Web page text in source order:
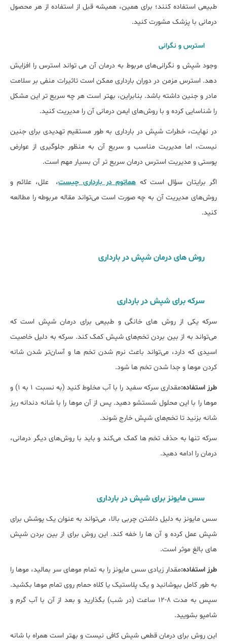
طبیعی استفاده کنند؛ برای همین، همیشه قبل از استفاده از هر محصول
درمانی با پزشک مشورت کنید.
استرس و نگرانی
وجود شپش و نگرانی‌های مربوط به درمان آن می‌ تواند استرس را افزایش
دهد. استرس مزمن در دوران بارداری ممکن است تاثیرات منفی بر سلامت
مادر و جنین داشته باشد. بنابراین، بهتر است هر چه سریع ‌تر این مشکل
را شناسایی کرده و با روش‌های ایمن درمانی آن را مدیریت کنید.
در نهایت، خطرات شپش در بارداری به طور مستقیم تهدیدی برای جنین
نیست، اما مدیریت مناسب و سریع آن به منظور جلوگیری از عوارض
پوستی و مدیریت استرس درمان سریع تر آن بسیار مهم است.
اگر برایتان سؤال است که هماتوم در بارداری چیست، علل، علائم و
روش‌های مدیریت آن به چه صورت است می‌تواند مقاله مربوطه را مطالعه
کنید.
روش های درمان شپش در بارداری
سرکه برای شپش در بارداری
سرکه یکی از روش ‌های خانگی و طبیعی برای درمان شپش است که
می‌تواند به از بین بردن تخم‌های شپش کمک کند. سرکه به دلیل خاصیت
اسیدی که دارد، می‌تواند باعث نرم شدن تخم ‌ها و آسان‌تر شدن شانه
کردن موها و جدا شدن تخم ها شود.
طرز استفاده:
مقداری سرکه سفید را با آب مخلوط کنید (به نسبت 1 به 1) و
موها را با این محلول شستشو دهید. پس از آن موها را با شانه دندانه ریز
شانه بزنید تا تخم‌های شپش خارج شوند.
سرکه تنها به حذف تخم ‌ها کمک می‌کند و باید با روش‌های دیگر درمانی،
درمان را ادامه دهید.
سس مایونز برای شپش در بارداری
سس مایونز به دلیل داشتن چربی بالا، می‌تواند به عنوان یک پوشش برای
شپش عمل کرده و آن ‌ها را خفه کند. این روش برای از بین بردن شپش
‌های بالغ موثر است.
طرز استفاده:مقدار زیادی سس مایونز را به تمام موهای سر بمالید، موها را
به طور کامل بپوشانید و یک پلاستیک یا کلاه حمام روی تمام موها بکشید.
سپس به مدت 8-12 ساعت (در شب) بگذارید و بعد از آن با آب گرم و
شامپو بشویید.
این روش برای درمان قطعی شپش کافی نیست و بهتر است همراه با شانه